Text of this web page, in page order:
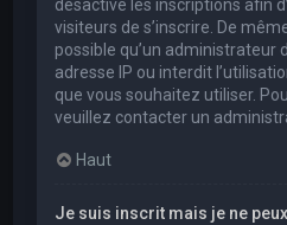
désactivé les inscriptions afin
visiteurs de s’inscrire. De
possible qu’un administrateur
adresse IP ou interdit
que vous souhaitez utiliser.
veuillez contacter un
Haut
Je suis inscrit mais je ne